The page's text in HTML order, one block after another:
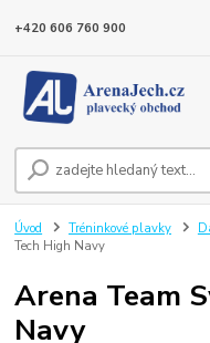
+420 606 760 900
Úvod Tréninkové plavky
Tech High Navy
Arena Team
Navy